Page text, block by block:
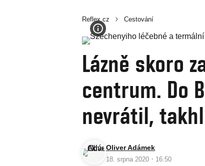
Reflex.cz Cestování
Lázně skoro
centrum. Do
nevrátil,
Oliver Adámek
18. srpna 2020 · 16:50